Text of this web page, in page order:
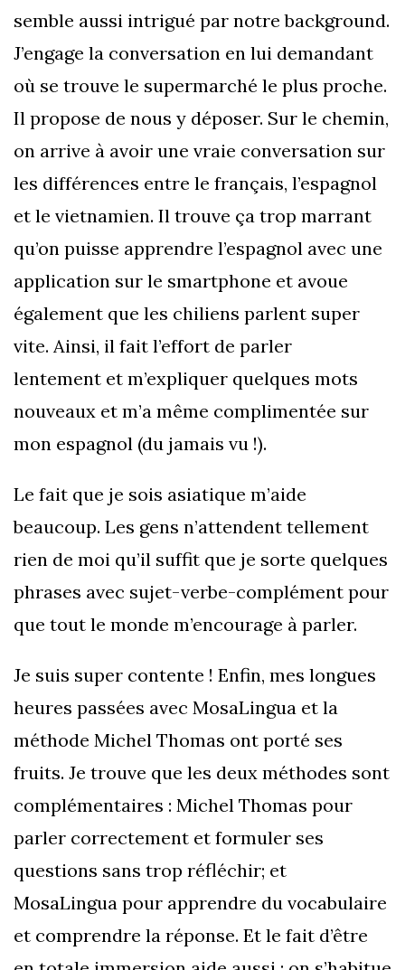
semble aussi intrigué par notre background.
J’engage la conversation en lui demandant
où se trouve le supermarché le plus proche.
Il propose de nous y déposer. Sur le chemin,
on arrive à avoir une vraie conversation sur
les différences entre le français, l’espagnol
et le vietnamien. Il trouve ça trop marrant
qu’on puisse apprendre l’espagnol avec une
application sur le smartphone et avoue
également que les chiliens parlent super
vite. Ainsi, il fait l’effort de parler
lentement et m’expliquer quelques mots
nouveaux et m’a même complimentée sur
mon espagnol (du jamais vu !).
Le fait que je sois asiatique m’aide
beaucoup. Les gens n’attendent tellement
rien de moi qu’il suffit que je sorte quelques
phrases avec sujet-verbe-complément pour
que tout le monde m’encourage à parler.
Je suis super contente ! Enfin, mes longues
heures passées avec MosaLingua et la
méthode Michel Thomas ont porté ses
fruits. Je trouve que les deux méthodes sont
complémentaires : Michel Thomas pour
parler correctement et formuler ses
questions sans trop réfléchir; et
MosaLingua pour apprendre du vocabulaire
et comprendre la réponse. Et le fait d’être